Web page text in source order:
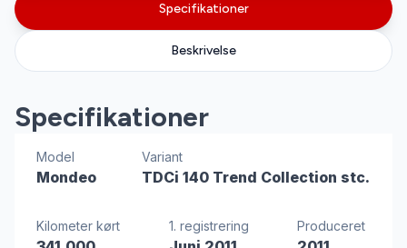
Specifikationer
Beskrivelse
Specifikationer
Model
Mondeo
Variant
TDCi 140 Trend Collection stc.
Kilometer kørt 1. registrering Produceret